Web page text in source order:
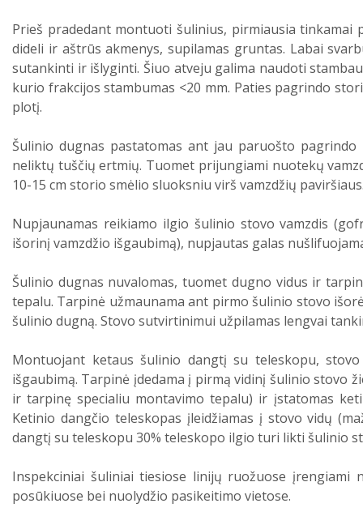
Prieš pradedant montuoti šulinius, pirmiausia tinkamai
dideli ir aštrūs akmenys, supilamas gruntas. Labai
sutankinti ir išlyginti. Šiuo atveju galima naudoti
kurio frakcijos stambumas <20 mm. Paties pagrindo
plotį.
Šulinio dugnas pastatomas ant jau paruošto
neliktų tuščių ertmių. Tuomet prijungiami nuotekų
10-15 cm storio smėlio sluoksniu virš vamzdžių
Nupjaunamas reikiamo ilgio šulinio stovo vamzdis
išorinį vamzdžio išgaubimą), nupjautas galas
Šulinio dugnas nuvalomas, tuomet dugno vidus ir
tepalu. Tarpinė užmaunama ant pirmo šulinio stovo
šulinio dugną. Stovo sutvirtinimui užpilamas lengvai
Montuojant ketaus šulinio dangtį su teleskopu,
išgaubimą. Tarpinė įdedama į pirmą vidinį šulinio stovo
ir tarpinę specialiu montavimo tepalu) ir įstatomas
Ketinio dangčio teleskopas įleidžiamas į stovo vidų
dangtį su teleskopu 30% teleskopo ilgio turi likti šulinio
Inspekciniai šuliniai tiesiose linijų ruožuose įrengiami
posūkiuose bei nuolydžio pasikeitimo vietose.